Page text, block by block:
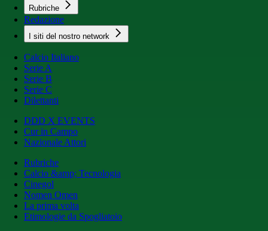
Rubriche
Redazione
I siti del nostro network
Calcio Italiano
Serie A
Serie B
Serie C
Dilettanti
DDD X EVENTS
Cur in Campo
Nazionale Attori
Rubriche
Calcio &amp; Tecnologia
Cinegol
Nomen Omen
La prima volta
Etimologie da Spogliatoio